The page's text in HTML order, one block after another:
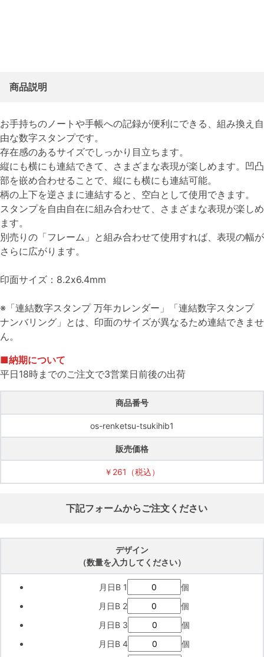
商品説明
お手持ちのノートや手帳への記録が便利にできる、組み換え自
由な数字スタンプです。
存在感のあるサイズでしっかり目立ちます。
縦にも横にも連結できて、さまざまな表現が楽しめます。凹凸
部を嵌め合わせることで、縦にも横にも連結可能。
柄の上下を逆さまに連結すると、空白として使用できます。
スタンプを自由自在に組み合わせて、さまざまな表現が楽しめ
ます。
別売りの「フレーム」と組み合わせて使用すれば、表現の幅が
さらに広がります。
印面サイズ：8.2x6.4mm
※「連結数字スタンプ 万年カレンダー」「連結数字スタンプ
ナンバリング」とは、印面のサイズが異なるため連結できませ
ん。
■納期について
平日18時までのご注文で3営業日前後の出荷
商品番号
os-renketsu-tsukihib1
販売価格
￥261（税込）
下記フォームからご注文ください
デザイン
（数量を入力してください）
月日B 1
個
月日B 2
個
月日B 3
個
月日B 4
個